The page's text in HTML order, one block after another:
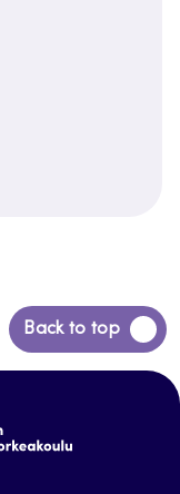
Back to top
Siirry
takaisin